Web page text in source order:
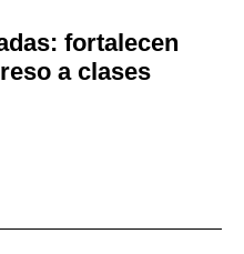
fortalecen
a clases